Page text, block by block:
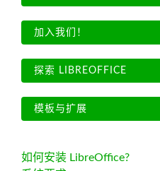
加入我们！
探索 LIBREOFFICE
模板与扩展
如何安装 LibreOffice?